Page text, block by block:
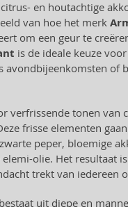
en houtachtige
van hoe het merk
om een geur te
is de ideale keuze
avondbijeenkomsten of
verfrissende tonen van
frisse elementen
peper, bloemige
olie. Het resultaat
trekt van iedereen
uit diepe en